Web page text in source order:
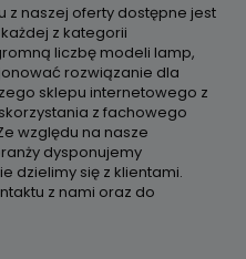
z naszej oferty dostępne jest
z kategorii
liczbę modeli lamp,
rozwiązanie dla
sklepu internetowego z
z fachowego
względu na nasze
dysponujemy
dzielimy się z klientami.
z nami oraz do